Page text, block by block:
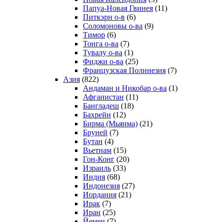
Папуа-Новая Гвинея (11)
Питкэрн о-в (6)
Соломоновы о-ва (9)
Тимор (6)
Тонга о-ва (7)
Тувалу о-ва (1)
Фиджи о-ва (25)
Французская Полинезия (7)
Азия (822)
Андаман и Никобар о-ва (1)
Афганистан (11)
Бангладеш (18)
Бахрейн (12)
Бирма (Мьянма) (21)
Бруней (7)
Бутан (4)
Вьетнам (15)
Гон-Конг (20)
Израиль (33)
Индия (68)
Индонезия (27)
Иордания (21)
Ирак (7)
Иран (25)